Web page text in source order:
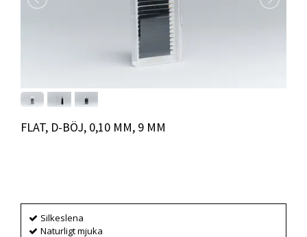
FLAT, D-BÖJ, 0,10 MM, 9 MM
Silkeslena
Naturligt mjuka